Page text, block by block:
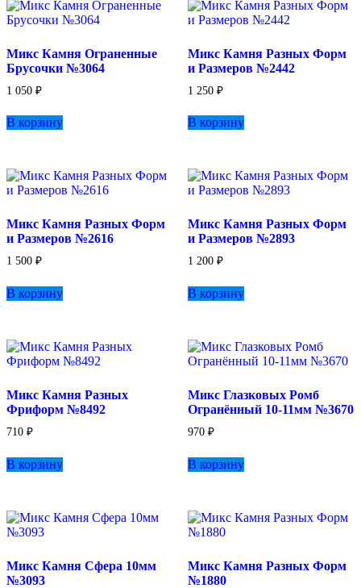
Опции
на
Микс Камня Ограненные
Брусочки №3064
1 050 ₽
В корзину
Микс Камня Разных Форм
и Размеров №2442
1 250 ₽
В корзину
Микс Камня Разных Форм
и Размеров №2616
1 500 ₽
В корзину
Микс Камня Разных Форм
и Размеров №2893
1 200 ₽
В корзину
Микс Камня Разных
Фриформ №8492
710 ₽
В корзину
Микс Глазковых Ромб
Огранённый 10-11мм №3670
970 ₽
В корзину
Микс Камня Сфера 10мм
№3093
Микс Камня Разных Форм
№1880